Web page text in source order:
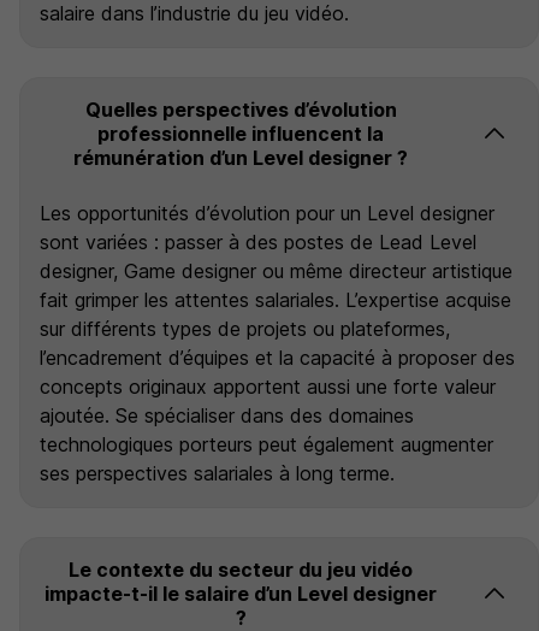
salaire dans l’industrie du jeu vidéo.
Quelles perspectives d’évolution
professionnelle influencent la
rémunération d’un Level designer ?
Les opportunités d’évolution pour un Level designer
sont variées : passer à des postes de Lead Level
designer, Game designer ou même directeur artistique
fait grimper les attentes salariales. L’expertise acquise
sur différents types de projets ou plateformes,
l’encadrement d’équipes et la capacité à proposer des
concepts originaux apportent aussi une forte valeur
ajoutée. Se spécialiser dans des domaines
technologiques porteurs peut également augmenter
ses perspectives salariales à long terme.
Le contexte du secteur du jeu vidéo
impacte-t-il le salaire d’un Level designer
?